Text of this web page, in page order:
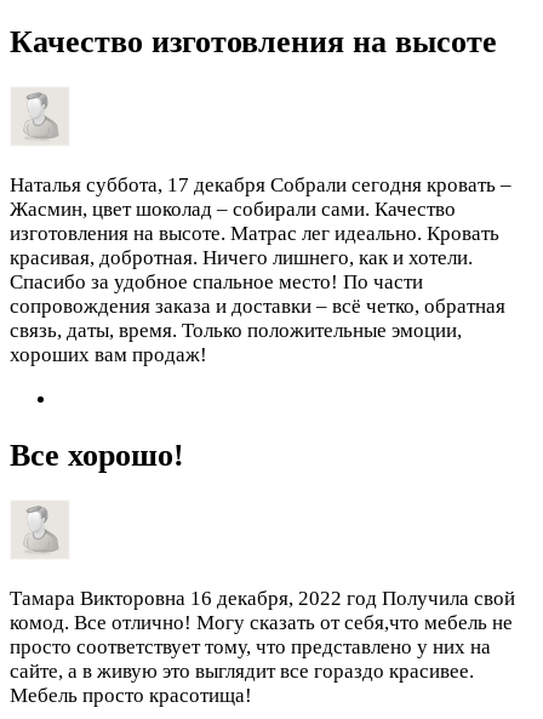
Качество изготовления на высоте
Наталья суббота, 17 декабря Собрали сегодня кровать –
Жасмин, цвет шоколад – собирали сами. Качество
изготовления на высоте. Матрас лег идеально. Кровать
красивая, добротная. Ничего лишнего, как и хотели.
Спасибо за удобное спальное место! По части
сопровождения заказа и доставки – всё четко, обратная
связь, даты, время. Только положительные эмоции,
хороших вам продаж!
Все хорошо!
Тамара Викторовна 16 декабря, 2022 год Получила свой
комод. Все отлично! Могу сказать от себя,что мебель не
просто соответствует тому, что представлено у них на
сайте, а в живую это выглядит все гораздо красивее.
Мебель просто красотища!